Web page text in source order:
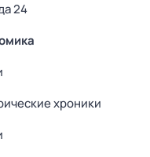
24
хроники